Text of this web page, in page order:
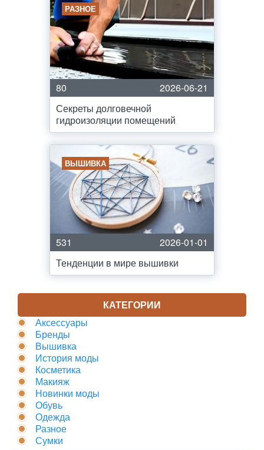
РАЗНОЕ
80
2026-06-21
Секреты долговечной
гидроизоляции помещений
ВЫШИВКА
531
2026-01-01
Тенденции в мире вышивки
КАТЕГОРИИ
Аксессуары
Бренды
Вышивка
История моды
Косметика
Макияж
Новинки моды
Обувь
Одежда
Разное
Сумки